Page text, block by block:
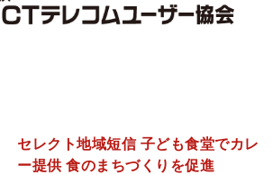
セレクト地域短信 子ども食堂でカレ
ー提供 食のまちづくりを促進